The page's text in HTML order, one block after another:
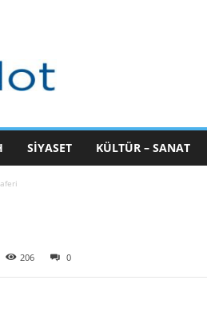
SIYASET KÜLTÜR – SANAT
206 0